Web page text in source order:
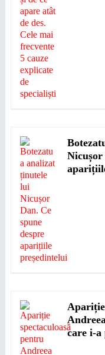
Nicușor
Apariție
care i-a